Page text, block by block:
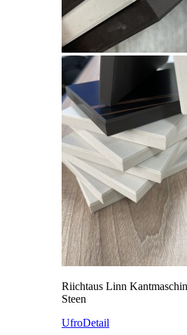
Riichtaus Linn
Steen
UfroDetail